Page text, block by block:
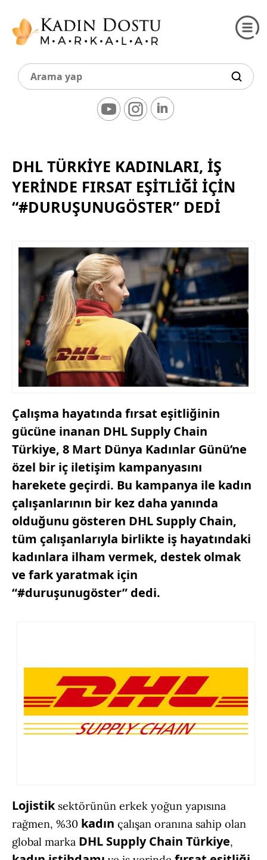
DHL TÜRKİYE KADINLARI, İŞ
YERİNDE FIRSAT EŞİTLİĞİ İÇİN
“#DURUŞUNUGÖSTER” DEDİ
Çalışma hayatında fırsat eşitliğinin
gücüne inanan DHL Supply Chain
Türkiye, 8 Mart Dünya Kadınlar Günü’ne
özel bir iç iletişim kampanyasını
harekete geçirdi. Bu kampanya ile kadın
çalışanlarının bir kez daha yanında
olduğunu gösteren DHL Supply Chain,
tüm çalışanlarıyla birlikte iş hayatındaki
kadınlara ilham vermek, destek olmak
ve fark yaratmak için
“#duruşunugöster” dedi.
Lojistiksektörünün erkek yoğun yapısına
rağmen, %30 kadın çalışan oranına sahip olan
global marka DHL Supply Chain Türkiye,